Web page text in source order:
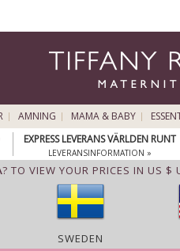
AMNING MAMA & BABY
EXPRESS LEVERANS VÄRLDEN RUNT
LEVERANSINFORMATION »
? TO VIEW YOUR PRICES IN US $
SWEDEN